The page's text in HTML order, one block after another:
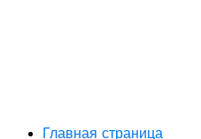
Главная страница